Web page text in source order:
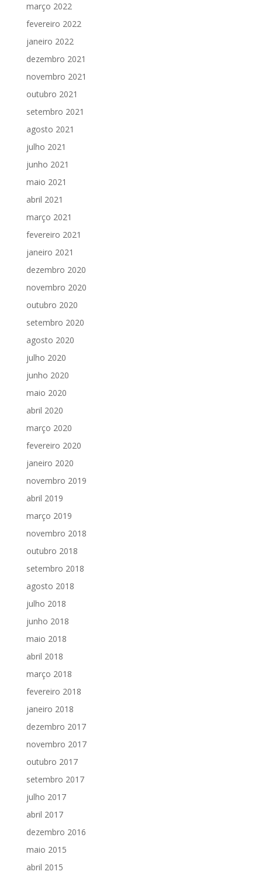
março 2022
fevereiro 2022
janeiro 2022
dezembro 2021
novembro 2021
outubro 2021
setembro 2021
agosto 2021
julho 2021
junho 2021
maio 2021
abril 2021
março 2021
fevereiro 2021
janeiro 2021
dezembro 2020
novembro 2020
outubro 2020
setembro 2020
agosto 2020
julho 2020
junho 2020
maio 2020
abril 2020
março 2020
fevereiro 2020
janeiro 2020
novembro 2019
abril 2019
março 2019
novembro 2018
outubro 2018
setembro 2018
agosto 2018
julho 2018
junho 2018
maio 2018
abril 2018
março 2018
fevereiro 2018
janeiro 2018
dezembro 2017
novembro 2017
outubro 2017
setembro 2017
julho 2017
abril 2017
dezembro 2016
maio 2015
abril 2015